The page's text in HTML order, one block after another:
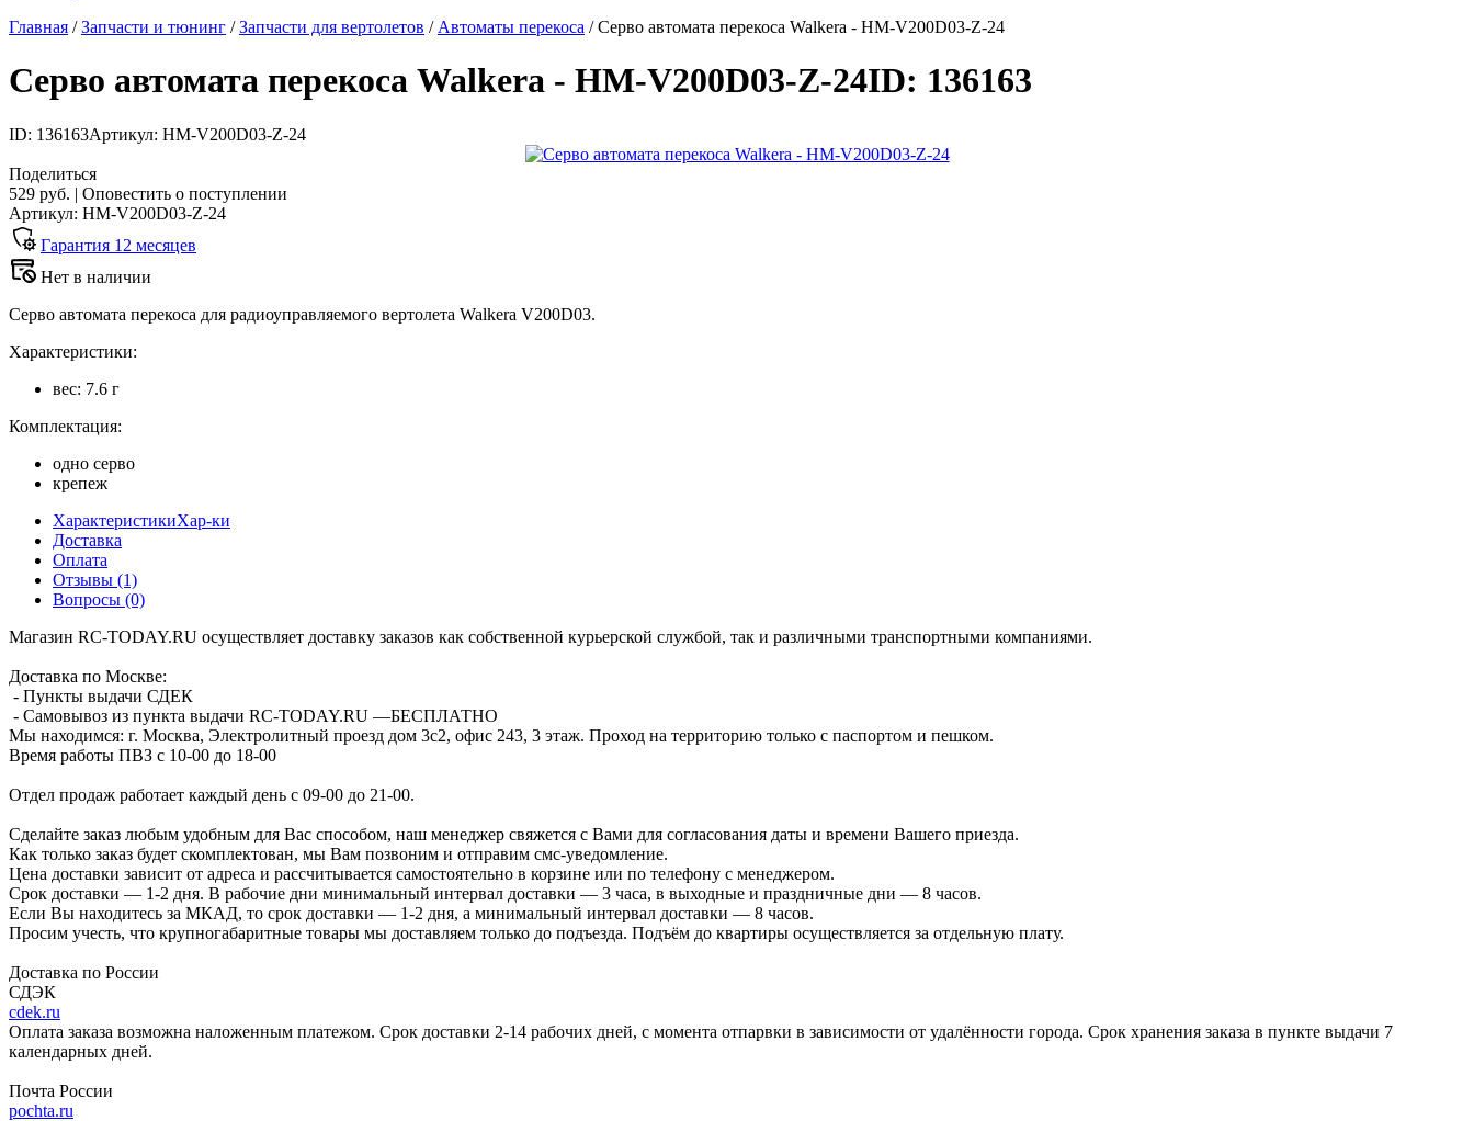
Главная /Запчасти и тюнинг /Запчасти для вертолетов / Автоматы перекоса /Серво автомата перекоса Walkera - HM-V200D03-Z-24
Серво автомата перекоса Walkera - HM-V200D03-Z-24ID: 136163
ID: 136163Артикул: HM-V200D03-Z-24
Поделиться
529 руб. | Оповестить о поступлении
Артикул: HM-V200D03-Z-24
Гарантия 12 месяцев
Нет в наличии
Серво автомата перекоса для радиоуправляемого вертолета Walkera V200D03.
Характеристики:
вес: 7.6 г
Комплектация:
одно серво
крепеж
ХарактеристикиХар-ки
Доставка
Оплата
Отзывы (1)
Вопросы (0)
Магазин RC-TODAY.RU осуществляет доставку заказов как собственной курьерской службой, так и различными транспортными компаниями.
Доставка по Москве:
- Пункты выдачи СДЕК
- Самовывоз из пункта выдачи RC-TODAY.RU —БЕСПЛАТНО
Мы находимся: г. Москва, Электролитный проезд дом 3с2, офис 243, 3 этаж. Проход на территорию только с паспортом и пешком.
Время работы ПВЗ с 10-00 до 18-00
Отдел продаж работает каждый день с 09-00 до 21-00.
Сделайте заказ любым удобным для Вас способом, наш менеджер свяжется с Вами для согласования даты и времени Вашего приезда.
Как только заказ будет скомплектован, мы Вам позвоним и отправим смс-уведомление.
Цена доставки зависит от адреса и рассчитывается самостоятельно в корзине или по телефону с менеджером.
Срок доставки — 1-2 дня. В рабочие дни минимальный интервал доставки — 3 часа, в выходные и праздничные дни — 8 часов.
Если Вы находитесь за МКАД, то срок доставки — 1-2 дня, а минимальный интервал доставки — 8 часов.
Просим учесть, что крупногабаритные товары мы доставляем только до подъезда. Подъём до квартиры осуществляется за отдельную плату.
Доставка по России
СДЭК
cdek.ru
Оплата заказа возможна наложенным платежом. Срок доставки 2-14 рабочих дней, с момента отпарвки в зависимости от удалённости города. Срок хранения заказа в пункте выдачи 7
календарных дней.
Почта России
pochta.ru